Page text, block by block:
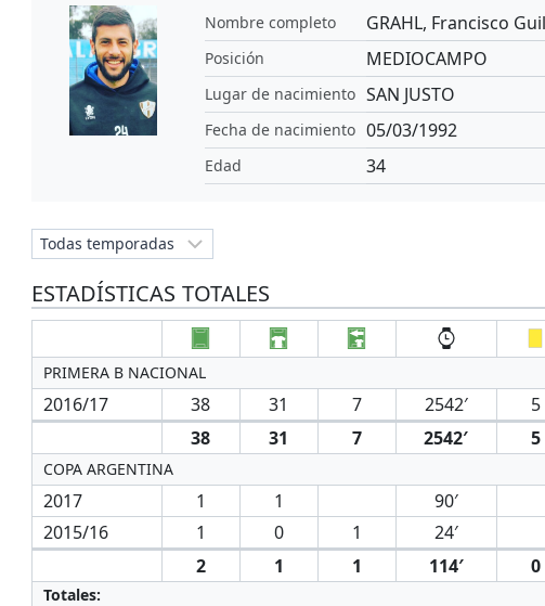
Nombre completo GRAHL, Francisco
Posición MEDIOCAMPO
Lugar de nacimiento SAN JUSTO
Fecha de nacimiento 05/03/1992
Edad 34
ESTADÍSTICAS TOTALES
PRIMERA B NACIONAL
2016/17 38 31 7 2542′ 5
38
31 7 2542′ 5
COPA ARGENTINA
2017 1 1
90′
2015/16
1 0 1
24′
2
1 1 114′ 0
Totales: